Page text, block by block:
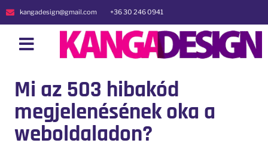
kangadesign@gmail.com +36 30 246 0941
Mi az 503 hibakód
megjelenésének oka a
weboldaladon?